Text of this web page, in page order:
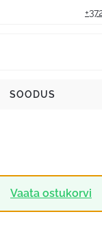
SOODUS
Vaata ostukorvi